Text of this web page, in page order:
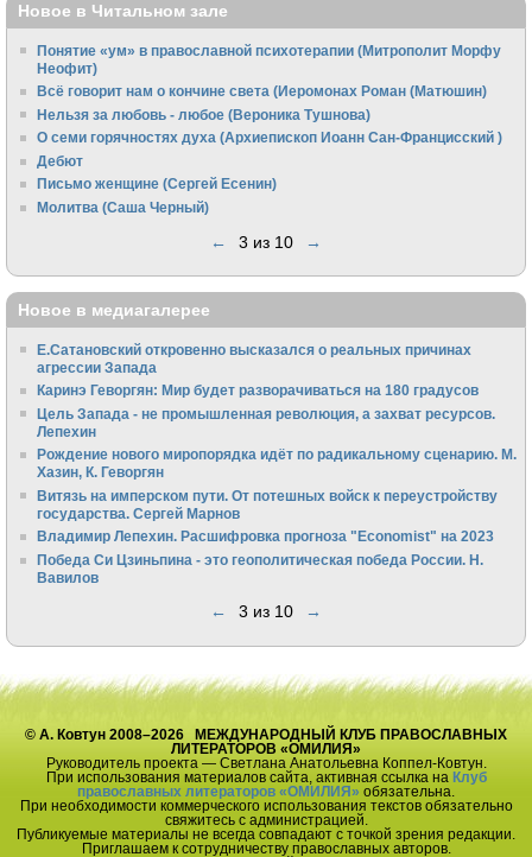
Новое в Читальном зале
Понятие «ум» в православной психотерапии (Митрополит Морфу
Неофит)
Всё говорит нам о кончине света (Иеромонах Роман (Матюшин)
Нельзя за любовь - любое (Вероника Тушнова)
О семи горячностях духа (Архиепископ Иоанн Сан-Францисский )
Дебют
Письмо женщине (Сергей Есенин)
Молитва (Саша Черный)
← 3 из 10 →
Новое в медиагалерее
Е.Сатановский откровенно высказался о реальных причинах
агрессии Запада
Каринэ Геворгян: Мир будет разворачиваться на 180 градусов
Цель Запада - не промышленная революция, а захват ресурсов.
Лепехин
Рождение нового миропорядка идёт по радикальному сценарию. М.
Хазин, К. Геворгян
Витязь на имперском пути. От потешных войск к переустройству
государства. Сергей Марнов
Владимир Лепехин. Расшифровка прогноза "Economist" на 2023
Победа Си Цзиньпина - это геополитическая победа России. Н.
Вавилов
← 3 из 10 →
© А. Ковтун 2008–2026 МЕЖДУНАРОДНЫЙ КЛУБ ПРАВОСЛАВНЫХ
ЛИТЕРАТОРОВ «ОМИЛИЯ»
Руководитель проекта — Светлана Анатольевна Коппел-Ковтун.
При использования материалов сайта, активная ссылка на Клуб
православных литераторов «ОМИЛИЯ» обязательна.
При необходимости коммерческого использования текстов обязательно
свяжитесь с администрацией.
Публикуемые материалы не всегда совпадают с точкой зрения редакции.
Приглашаем к сотрудничеству православных авторов.